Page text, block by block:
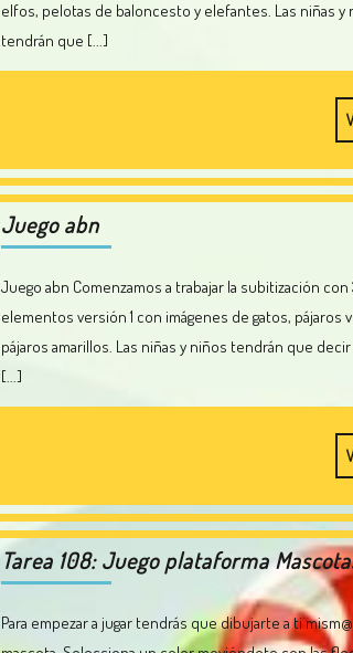
elfos, pelotas de baloncesto y elefantes. Las niñas y
tendrán que [...]
Juego abn
Juego abn Comenzamos a trabajar la subitización con 3
elementos versión 1 con imágenes de gatos, pájaros
pájaros amarillos. Las niñas y niños tendrán que
[...]
Tarea 108: Juego plataforma
Para empezar a jugar tendrás que dibujarte a ti mism@ o a tu